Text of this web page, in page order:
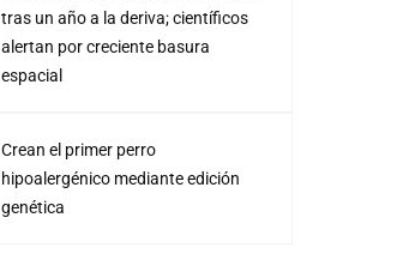
tras un año a la deriva; científicos
alertan por creciente basura
espacial
Crean el primer perro
hipoalergénico mediante edición
genética